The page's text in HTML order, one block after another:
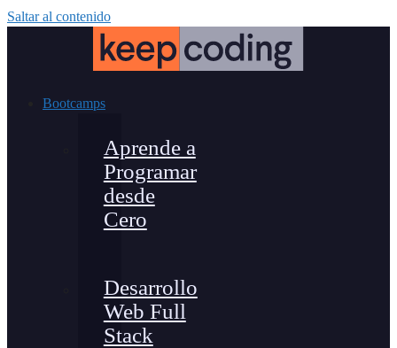
Saltar al contenido
Bootcamps
Aprende a
Programar
desde
Cero
Desarrollo
Web Full
Stack